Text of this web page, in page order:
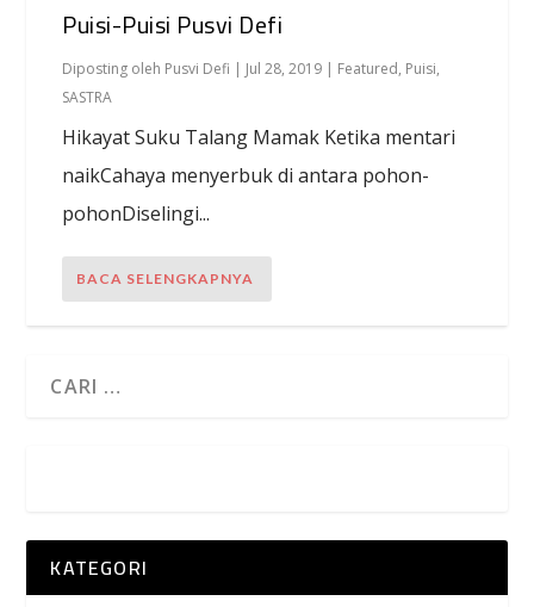
Puisi-Puisi Pusvi Defi
Diposting oleh Pusvi Defi | Jul 28, 2019 | Featured, Puisi,
SASTRA
Hikayat Suku Talang Mamak Ketika mentari
naikCahaya menyerbuk di antara pohon-
pohonDiselingi...
BACA SELENGKAPNYA
KATEGORI